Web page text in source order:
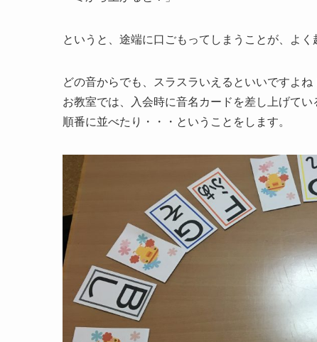
というと、途端に口ごもってしまうことが、よく
どの音からでも、スラスラいえるといいですよね
お教室では、入会時に音名カードを差し上げてい
順番に並べたり・・・ということをします。